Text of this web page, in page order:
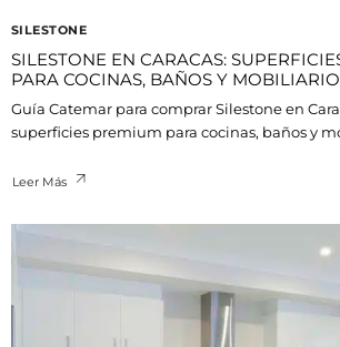
SILESTONE
SILESTONE EN CARACAS:
PARA COCINAS, BAÑOS Y MOBILIARIO
Guía Catemar para comprar Silestone en
superficies premium para cocinas, baños y
Leer Más